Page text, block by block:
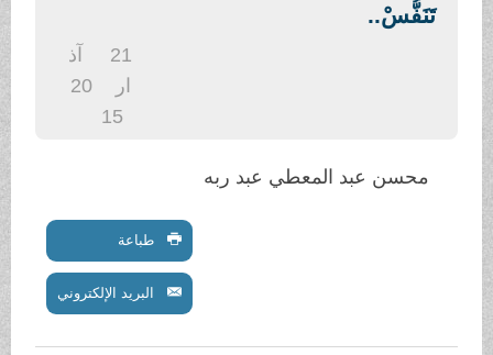
تَنَفُّسْ..
20
محسن عبد المعطي عبد ربه
طباعة
البريد الإلكتروني